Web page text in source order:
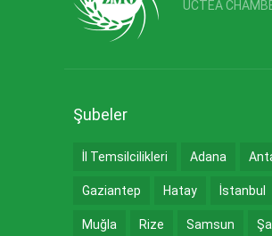
UCTEA
Şubeler
İl Temsilcilikleri Adana
Gaziantep Hatay İstanbul
Muğla Rize Samsun